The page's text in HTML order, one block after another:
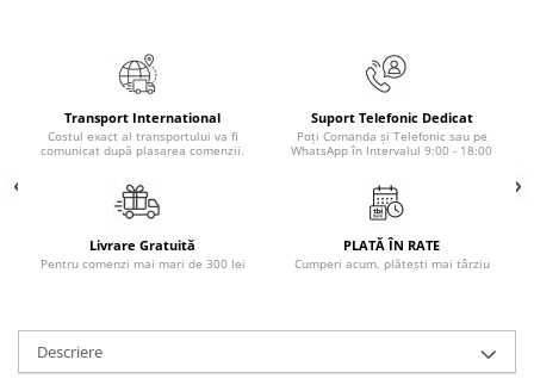
Clasa I
Clasa pregatitoare
Povesti ilustrate
Povesti - Basme - Legende
Religie pentru copii
Transport International
Costul exact al transportului va fi
comunicat după plasarea comenzii.
Suport Telefonic Dedicat
Poți Comanda și Telefonic sau pe
WhatsApp în Intervalul 9:00 - 18:00
Livrare Gratuită
Pentru comenzi mai mari de 300 lei
PLATĂ ÎN RATE
Cumperi acum, plătești mai târziu
Descriere